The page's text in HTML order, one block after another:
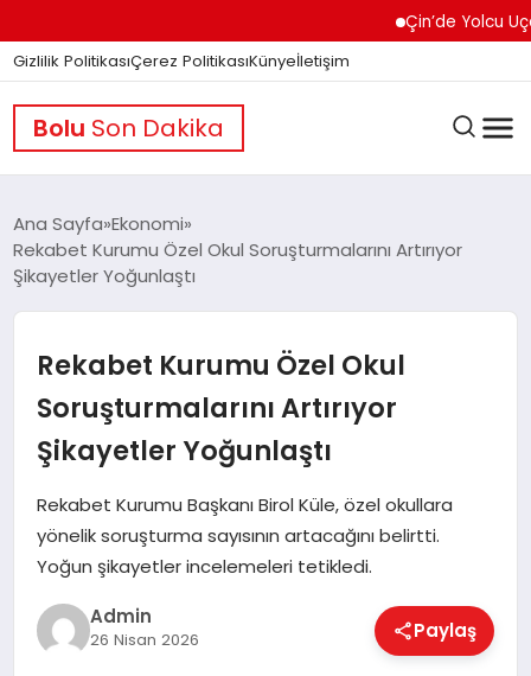
Çin’de Yolcu
Gizlilik PolitikasıÇerez PolitikasıKünyeİletişim
Bolu Son Dakika
GÜNDEM
DÜNYA
EĞITIM
EKONOMI
MAGAZIN
Ana Sayfa Ekonomi
Rekabet Kurumu Özel Okul Soruşturmalarını Artırıyor
Şikayetler Yoğunlaştı
Rekabet Kurumu Özel Okul
Soruşturmalarını Artırıyor
Şikayetler Yoğunlaştı
Rekabet Kurumu Başkanı Birol Küle, özel okullara
yönelik soruşturma sayısının artacağını belirtti.
Yoğun şikayetler incelemeleri tetikledi.
Admin
26 Nisan 2026 Paylaş